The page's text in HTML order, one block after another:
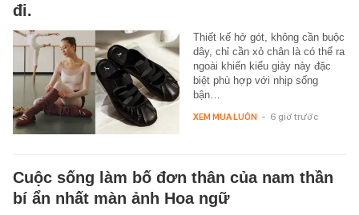
đi.
Thiết kế hở gót, không cần buộc
dây, chỉ cần xỏ chân là có thể ra
ngoài khiến kiểu giày này đặc
biệt phù hợp với nhịp sống
bận…
XEM MUA LUÔN - 6 giờ trước
Cuộc sống làm bố đơn thân của nam thần
bí ẩn nhất màn ảnh Hoa ngữ